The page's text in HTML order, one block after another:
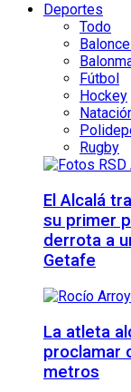
Deportes
Todo
Fútbol
Hockey
Rugby
El Alcalá
su primer
derrota a
Getafe
La atleta
proclamar
metros